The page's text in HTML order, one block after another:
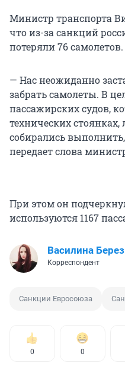
Министр транспорта
что из-за санкций
потеряли 76 самолетов.
— Нас неожиданно
забрать самолеты. В
пассажирских судов,
технических
собирались
передает слова
При этом он
используются 1167
Василина
Корреспондент
Санкции Евросоюза
0 0